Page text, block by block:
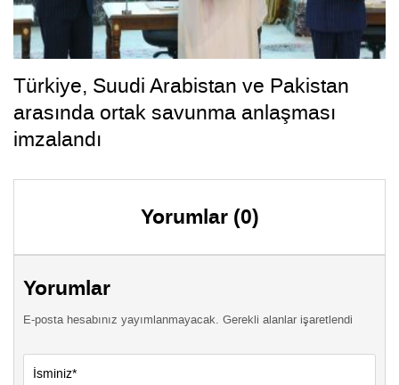
Türkiye, Suudi Arabistan ve Pakistan
arasında ortak savunma anlaşması
imzalandı
Yorumlar (0)
Yorumlar
E-posta hesabınız yayımlanmayacak. Gerekli alanlar işaretlendi